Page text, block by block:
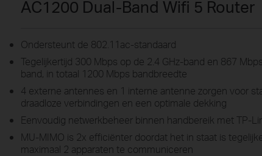
AC1200 Dual-Band Wifi 5 Router
Ondersteunt de 802.11ac-standaard
Tegelijkertijd 300 Mbps op de 2.4 GHz-band en 867
band, in totaal 1200 Mbps bandbreedte
4 externe antennes en 1 interne antenne zorgen voor
draadloze verbindingen en een optimale dekking
Eenvoudig netwerkbeheer binnen handbereik met TP-
MU-MIMO is 2x efficiënter doordat het in staat is
maximaal 2 apparaten te communiceren